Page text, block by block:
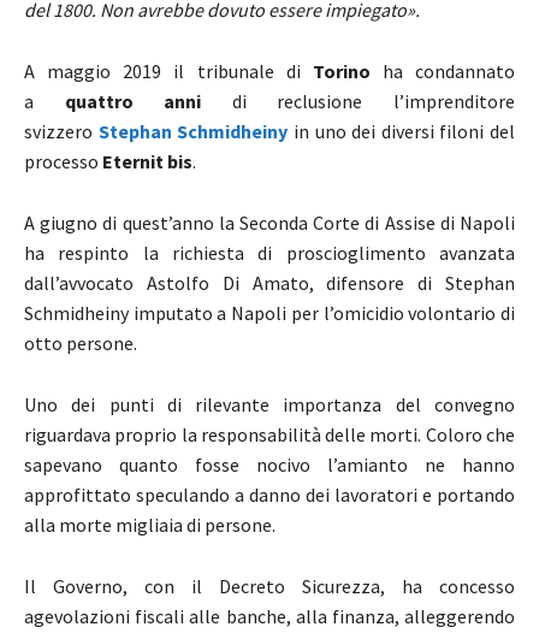
del 1800. Non avrebbe dovuto essere impiegato».
A maggio 2019 il tribunale di Torino ha condannato
a quattro anni di reclusione l’imprenditore
svizzero Stephan Schmidheiny in uno dei diversi filoni del
processo Eternit bis.
A giugno di quest’anno la Seconda Corte di Assise di Napoli
ha respinto la richiesta di proscioglimento avanzata
dall’avvocato Astolfo Di Amato, difensore di Stephan
Schmidheiny imputato a Napoli per l’omicidio volontario di
otto persone.
Uno dei punti di rilevante importanza del convegno
riguardava proprio la responsabilità delle morti. Coloro che
sapevano quanto fosse nocivo l’amianto ne hanno
approfittato speculando a danno dei lavoratori e portando
alla morte migliaia di persone.
Il Governo, con il Decreto Sicurezza, ha concesso
agevolazioni fiscali alle banche, alla finanza, alleggerendo